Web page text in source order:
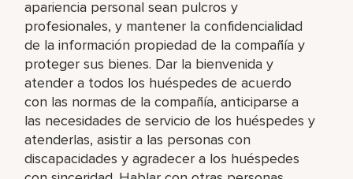
apariencia personal sean pulcros y
profesionales, y mantener la confidencialidad
de la información propiedad de la compañía y
proteger sus bienes. Dar la bienvenida y
atender a todos los huéspedes de acuerdo
con las normas de la compañía, anticiparse a
las necesidades de servicio de los huéspedes y
atenderlas, asistir a las personas con
discapacidades y agradecer a los huéspedes